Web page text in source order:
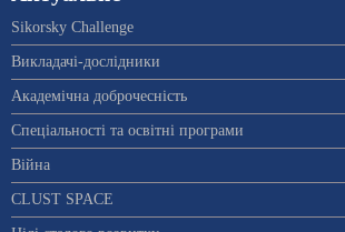
Sikorsky Challenge
Викладачі-дослідники
Академічна доброчесність
Спеціальності та освітні програми
Війна
CLUST SPACE